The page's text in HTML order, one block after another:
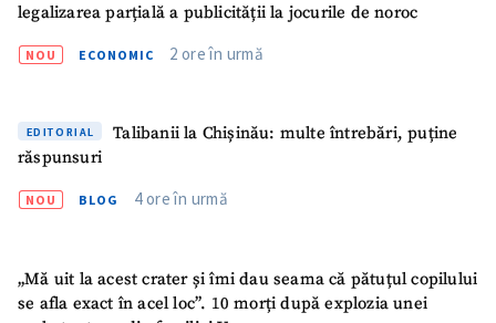
legalizarea parțială a publicității la jocurile de noroc
NOU ECONOMIC 2 ore în urmă
EDITORIAL
Talibanii la Chișinău: multe întrebări, puține
răspunsuri
NOU BLOG 4 ore în urmă
„Mă uit la acest crater și îmi dau seama că pătuțul copilului
se afla exact în acel loc”. 10 morți după explozia unei
Titlu știre+ Adaugă titlu